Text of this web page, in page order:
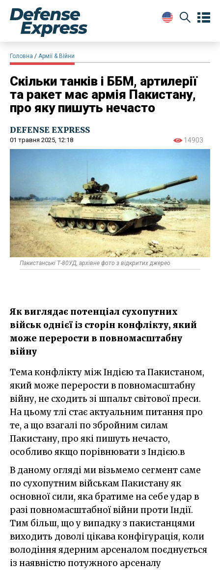
Головна Армії & Війни
Скільки танків і ББМ, артилерії
та ракет має армія Пакистану,
про яку пишуть нечасто
DEFENSE EXPRESS
01 травня 2025, 12:18 14903
Пакистанські Т-80УД, архівне фото з відкритих джерео
Як виглядає потенціал сухопутних
військ однієї із сторін конфлікту, який
може перерости в повномасштабну
війну
Тема конфлікту між Індією та Пакистаном,
який може перерости в повномасштабну
війну, не сходить зі шпальт світової преси.
На цьому тлі стає актуальним питання про
те, а що взагалі по збройним силам
Пакистану, про які пишуть нечасто,
особливо якщо порівнювати з Індією.в
В даному огляді ми візьмемо сегмент саме
по сухопутним військам Пакистану як
основної сили, яка братиме на себе удар в
разі повномасштабної війни проти Індії.
Тим більш, що у випадку з пакистанцями
виходить доволі цікава конфігурація, коли
володіння ядерним арсеналом поєднується
із наявністю потужного арсеналу